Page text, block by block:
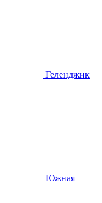
Геленджик
Южная